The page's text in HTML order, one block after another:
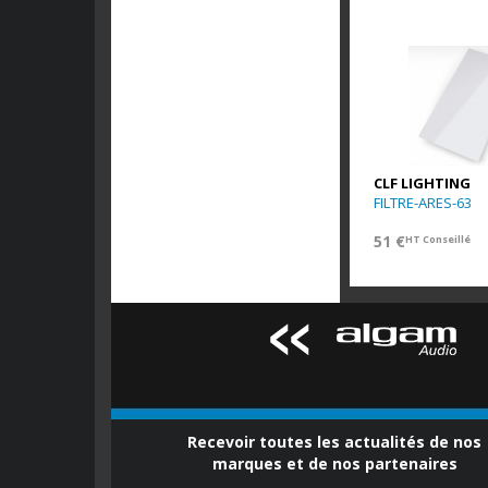
CLF LIGHTING
FILTRE-ARES-63
51 €HT Conseillé
Recevoir toutes les actualités de nos
marques et de nos partenaires